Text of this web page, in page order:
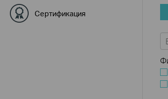
Сертификация